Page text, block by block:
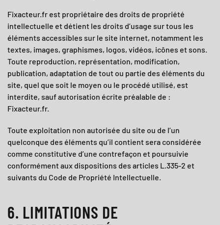
Fixacteur.fr est propriétaire des droits de propriété
intellectuelle et détient les droits d’usage sur tous les
éléments accessibles sur le site internet, notamment les
textes, images, graphismes, logos, vidéos, icônes et sons.
Toute reproduction, représentation, modification,
publication, adaptation de tout ou partie des éléments du
site, quel que soit le moyen ou le procédé utilisé, est
interdite, sauf autorisation écrite préalable de :
Fixacteur.fr.
Toute exploitation non autorisée du site ou de l’un
quelconque des éléments qu’il contient sera considérée
comme constitutive d’une contrefaçon et poursuivie
conformément aux dispositions des articles L.335-2 et
suivants du Code de Propriété Intellectuelle.
6. LIMITATIONS DE